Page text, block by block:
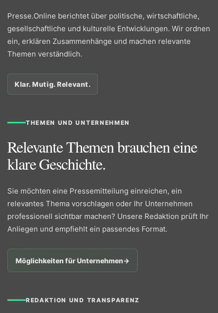
Presse.Online berichtet über politische, wirtschaftliche,
gesellschaftliche und kulturelle Entwicklungen. Wir ordnen
ein, erklären Zusammenhänge und machen relevante
Themen verständlich.
Klar. Mutig. Relevant.
THEMEN UND UNTERNEHMEN
Relevante Themen brauchen eine
klare Geschichte.
Sie möchten eine Pressemitteilung einreichen, ein
relevantes Thema vorschlagen oder Ihr Unternehmen
professionell sichtbar machen? Unsere Redaktion prüft Ihr
Anliegen und empfiehlt ein passendes Format.
Möglichkeiten für Unternehmen→
REDAKTION UND TRANSPARENZ